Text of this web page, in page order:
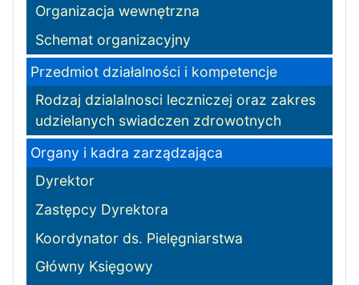
Organizacja wewnętrzna
Schemat organizacyjny
Przedmiot działalności i kompetencje
Rodzaj dzialalnosci leczniczej oraz zakres
udzielanych swiadczen zdrowotnych
Organy i kadra zarządzająca
Dyrektor
Zastępcy Dyrektora
Koordynator ds. Pielęgniarstwa
Główny Księgowy